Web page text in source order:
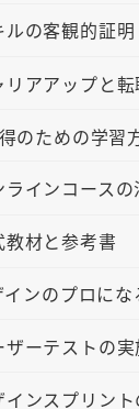
ルの客観的証明
リアアップと
のための学習
ラインコースの
教材と参考書
インのプロに
ザーテストの実
インスプリン